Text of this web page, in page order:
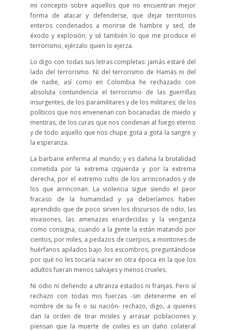
mi concepto sobre aquellos que no encuentran mejor
forma de atacar y defenderse, que dejar territorios
enteros condenados a morirse de hambre y sed, de
éxodo y explosión; y sé también lo que me produce el
terrorismo, ejérzalo quien lo ejerza.
Lo digo con todas sus letras completas: jamás estaré del
lado del terrorismo. Ni del terrorismo de Hamás ni del
de nadie, así como en Colombia he rechazado con
absoluta contundencia el terrorismo de las guerrillas
insurgentes, de los paramilitares y de los militares; de los
políticos que nos envenenan con bocanadas de miedo y
mentiras, de los curas que nos condenan al fuego eterno
y de todo aquello que nos chupe gota a gota la sangre y
la esperanza.
La barbarie enferma al mundo; y es dañina la brutalidad
cometida por la extrema izquierda y por la extrema
derecha, por el extremo culto de los arrinconados y de
los que arrinconan. La violencia sigue siendo el peor
fracaso de la humanidad y ya deberíamos haber
aprendido que de poco sirven los discursos de odio, las
invasiones, las amenazas enardecidas y la venganza
como consigna, cuando a la gente la están matando por
cientos, por miles, a pedazos de cuerpos, a montones de
huérfanos apilados bajo los escombros, preguntándose
por qué no les tocaría nacer en otra época en la que los
adultos fueran menos salvajes y menos crueles.
Ni odio ni defiendo a ultranza estados ni franjas. Pero sí
rechazo con todas mis fuerzas -sin detenerme en el
nombre de su fe o su nación- rechazo, digo, a quienes
dan la orden de tirar misiles y arrasar poblaciones y
piensan que la muerte de civiles es un daño colateral